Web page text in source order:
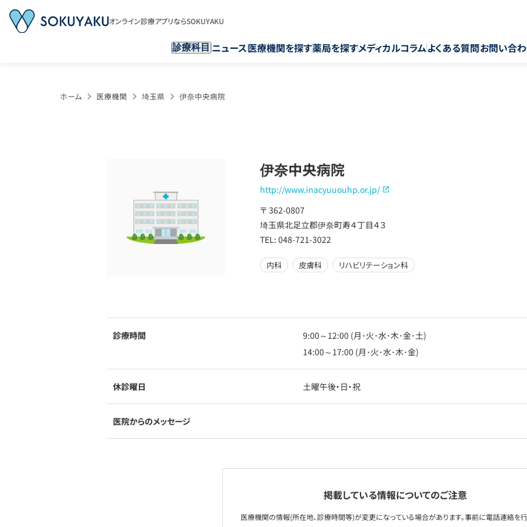
オンライン診療アプリならSOKUYAKU
診療科目 ニュース医療機関を探す薬局を探すメディカルコラムよくある質問お問い合
ホーム 医療機関 埼玉県 伊奈中央病院
伊奈中央病院
http://www.inacyuuouhp.or.jp/
〒 362-0807
埼玉県北足立郡伊奈町寿４丁目４３
TEL: 048-721-3022
内科 皮膚科 リハビリテーション科
診療時間
9:00～12:00 (月･火･水･木･金･土)
14:00～17:00 (月･火･水･木･金)
休診曜日 土曜午後・日・祝
医院からのメッセージ
掲載している情報についてのご注意
医療機関の情報(所在地、診療時間等)が変更になっている場合があります。事前に電話連絡を